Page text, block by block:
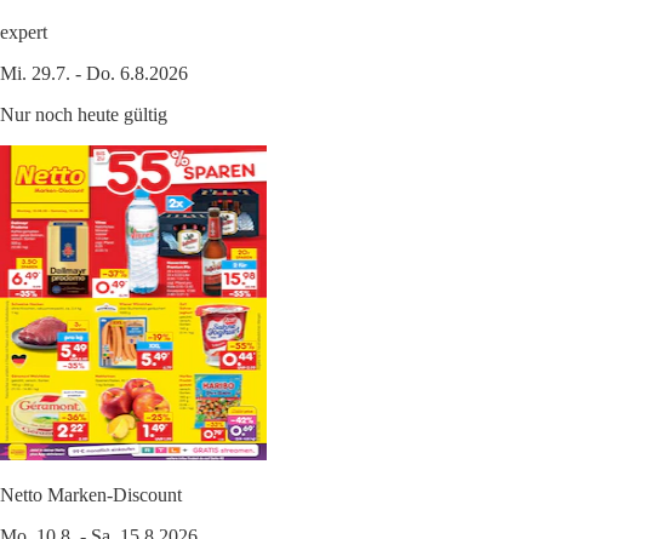
expert
Mi. 29.7. - Do. 6.8.2026
Nur noch heute gültig
Netto Marken-Discount